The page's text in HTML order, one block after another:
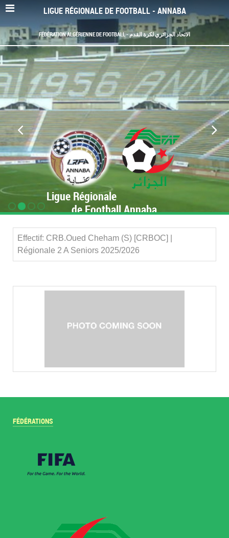
LIGUE RÉGIONALE DE FOOTBALL - ANNABA
FÉDÉRATION ALGÉRIENNE DE FOOTBALL - الاتحاد الجزائري لكرة القدم
Ligue Régionale
de Football Annaba
Effectif: CRB.Oued Cheham (S) [CRBOC] |
Régionale 2 A Seniors 2025/2026
FÉDÉRATIONS